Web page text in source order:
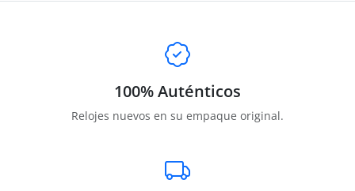
100% Auténticos
Relojes nuevos en su empaque original.